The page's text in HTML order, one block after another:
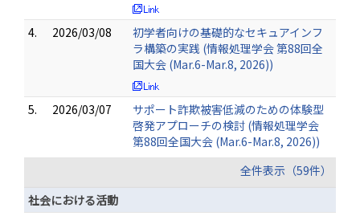
4. 2026/03/08
初学者向けの基礎的なセキュアインフ
ラ構築の実践 (情報処理学会 第88回全
国大会 (Mar.6-Mar.8, 2026))
5. 2026/03/07
サポート詐欺被害低減のための体験型
啓発アプローチの検討 (情報処理学会
第88回全国大会 (Mar.6-Mar.8, 2026))
全件表示（59件）
社会における活動